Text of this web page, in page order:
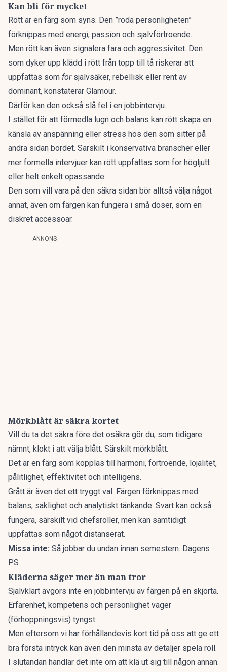
Kan bli för mycket
Rött är en färg som syns. Den ”röda personligheten”
förknippas med energi, passion och självförtroende.
Men rött kan även signalera fara och aggressivitet. Den
som dyker upp klädd i rött från topp till tå riskerar att
uppfattas som försjälvsäker, rebellisk eller rent av
dominant, konstaterar Glamour.
Därför kan den också slå fel i en jobbintervju.
I stället för att förmedla lugn och balans kan rött skapa en
känsla av anspänning eller stress hos den som sitter på
andra sidan bordet. Särskilt i konservativa branscher eller
mer formella intervjuer kan rött uppfattas som för högljutt
eller helt enkelt opassande.
Den som vill vara på den säkra sidan bör alltså välja något
annat, även om färgen kan fungera i små doser, som en
diskret accessoar.
ANNONS
Mörkblått är säkra kortet
Vill du ta det säkra före det osäkra gör du, som tidigare
nämnt, klokt i att välja blått. Särskilt mörkblått.
Det är en färg som kopplas till harmoni, förtroende, lojalitet,
pålitlighet, effektivitet och intelligens.
Grått är även det ett tryggt val. Färgen förknippas med
balans, saklighet och analytiskt tänkande. Svart kan också
fungera, särskilt vid chefsroller, men kan samtidigt
uppfattas som något distanserat.
Missa inte: Så jobbar du undan innan semestern. Dagens
PS
Kläderna säger mer än man tror
Självklart avgörs inte en jobbintervju av färgen på en skjorta.
Erfarenhet, kompetens och personlighet väger
(förhoppningsvis) tyngst.
Men eftersom vi har förhållandevis kort tid på oss att ge ett
bra första intryck kan även den minsta av detaljer spela roll.
I slutändan handlar det inte om att klä ut sig till någon annan.